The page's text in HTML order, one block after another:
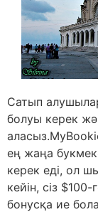
Сатып
болуы керек
ең жаңа
керек еді, ол
кейін, сіз
бонусқа ие